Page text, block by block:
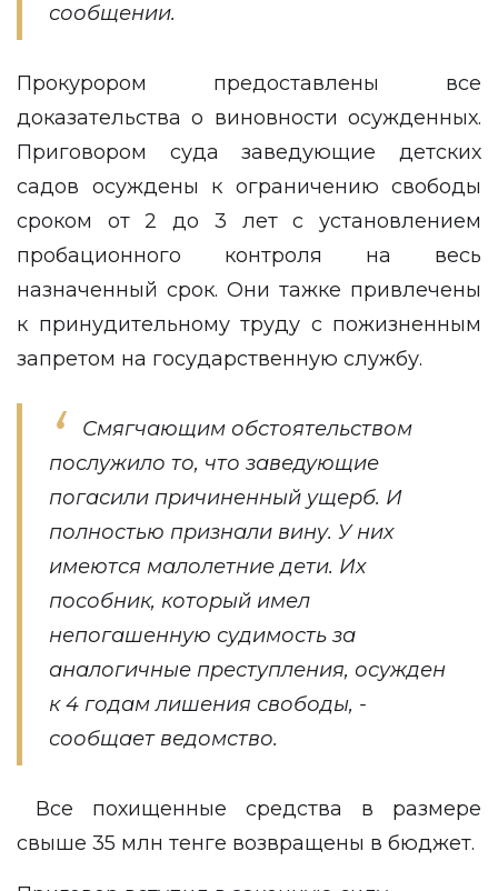
сообщении.
Прокурором предоставлены все
доказательства о виновности осужденных.
Приговором суда заведующие детских
садов осуждены к ограничению свободы
сроком от 2 до 3 лет с установлением
пробационного контроля на весь
назначенный срок. Они тажке привлечены
к принудительному труду с пожизненным
запретом на государственную службу.
Смягчающим обстоятельством
послужило то, что заведующие
погасили причиненный ущерб. И
полностью признали вину. У них
имеются малолетние дети. Их
пособник, который имел
непогашенную судимость за
аналогичные преступления, осужден
к 4 годам лишения свободы, -
сообщает ведомство.
Все похищенные средства в размере
свыше 35 млн тенге возвращены в бюджет.